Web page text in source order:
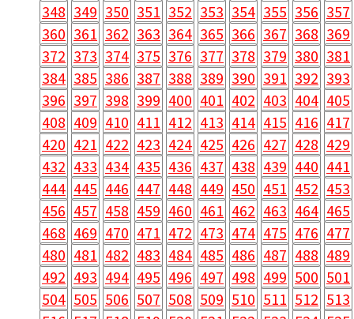
348 349 350 351 352 353 354 355 356 357
360 361 362 363 364 365 366 367 368 369
372 373 374 375 376 377 378 379 380 381
384 385 386 387 388 389 390 391 392 393
396 397 398 399 400 401 402 403 404 405
408 409 410 411 412 413 414 415 416 417
420 421 422 423 424 425 426 427 428 429
432 433 434 435 436 437 438 439 440 441
444 445 446 447 448 449 450 451 452 453
456 457 458 459 460 461 462 463 464 465
468 469 470 471 472 473 474 475 476 477
480 481 482 483 484 485 486 487 488 489
492 493 494 495 496 497 498 499 500 501
504 505 506 507 508 509 510 511 512 513